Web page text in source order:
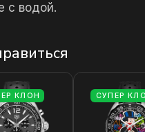
с водой.
КЛОН СУПЕР